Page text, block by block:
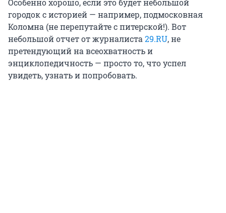
Особенно хорошо, если это будет небольшой
городок с историей — например, подмосковная
Коломна (не перепутайте с питерской!). Вот
небольшой отчет от журналиста29.RU, не
претендующий на всеохватность и
энциклопедичность — просто то, что успел
увидеть, узнать и попробовать.